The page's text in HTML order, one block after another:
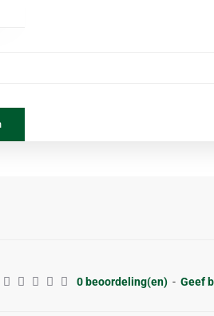
0 beoordeling(en) - Geef